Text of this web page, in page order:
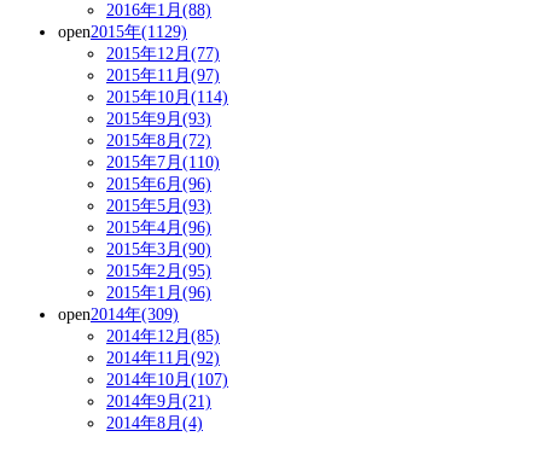
2016年1月(88)
open2015年(1129)
2015年12月(77)
2015年11月(97)
2015年10月(114)
2015年9月(93)
2015年8月(72)
2015年7月(110)
2015年6月(96)
2015年5月(93)
2015年4月(96)
2015年3月(90)
2015年2月(95)
2015年1月(96)
open2014年(309)
2014年12月(85)
2014年11月(92)
2014年10月(107)
2014年9月(21)
2014年8月(4)